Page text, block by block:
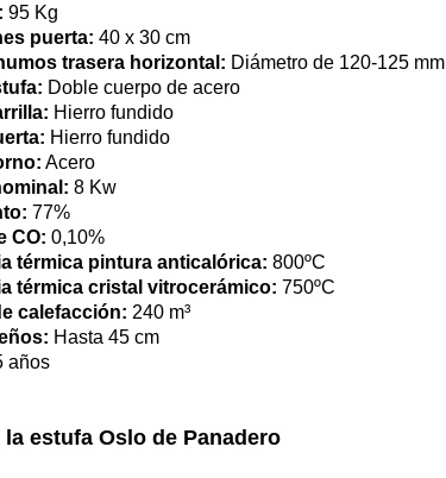
95 Kg
puerta: 40 x 30 cm
trasera horizontal: Diámetro de 120-125 mm
Doble cuerpo de acero
Hierro fundido
Hierro fundido
Acero
8 Kw
77%
CO: 0,10%
térmica pintura anticalórica: 800ºC
térmica cristal vitrocerámico: 750ºC
calefacción: 240 m³
Hasta 45 cm
años
estufa Oslo de Panadero